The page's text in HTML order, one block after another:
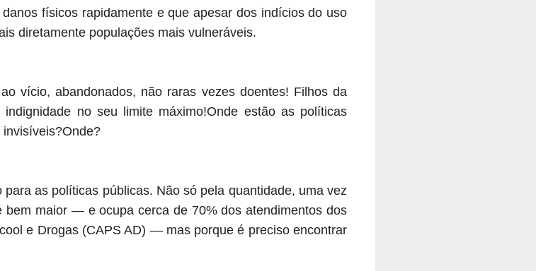
físicos rapidamente e que apesar dos indícios do uso
diretamente populações mais vulneráveis.
vício, abandonados, não raras vezes doentes! Filhos da
no seu limite máximo!Onde estão as políticas
as políticas públicas. Não só pela quantidade, uma vez
bem maior — e ocupa cerca de 70% dos atendimentos dos
e Drogas (CAPS AD) — mas porque é preciso encontrar